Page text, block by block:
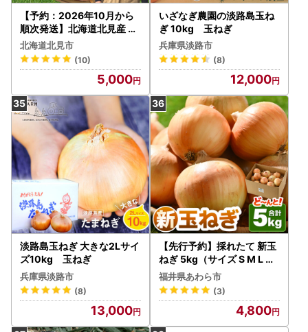
【予約：2026年10月から
順次発送】北海道北見産 玉
ねぎ 5kg ( 玉ねぎ 野菜 たま
ねぎ タマネギ 玉葱 甘い ハ
ンバーグ 肉じゃが ふるさと
納税 玉ねぎ )【002-0008
-2026】
北海道北見市
(10)
5,000
いざなぎ農園の淡路島玉ね
ぎ 10kg 玉ねぎ
兵庫県淡路市
(8)
12,000
淡路島玉ねぎ 大きな2Lサイ
ズ10kg 玉ねぎ
兵庫県淡路市
(8)
13,000
【先行予約】採れたて 新玉
ねぎ 5kg（サイズ S M L ミ
ックス）田んぼで育てた甘
くて柔らか自慢の玉ねぎ！
／ 常備 野菜 玉葱 たまねぎ
新鮮 ※2027年6月上旬以降
順次発送予定 [aw056-a01
福井県あわら市
(3)
4,800